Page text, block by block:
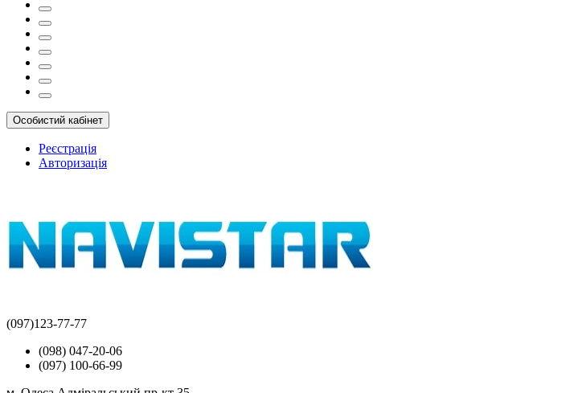
Особистий кабінет
Реєстрація
Авторизація
(097)123-77-77
(098) 047-20-06
(097) 100-66-99